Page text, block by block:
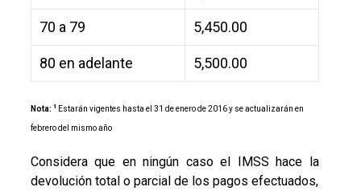
70 a 79 5,450.00
80 en adelante 5,500.00
Nota: 1 Estarán vigentes hasta el 31 de enero de 2016 y se actualizarán en
febrero del mismo año
Considera que en ningún caso el IMSS hace la
devolución total o parcial de los pagos efectuados,